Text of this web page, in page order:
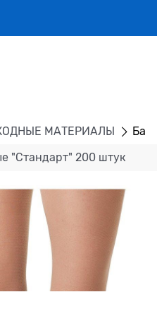
МАТЕРИАЛЫ
"Стандарт" 200 штук